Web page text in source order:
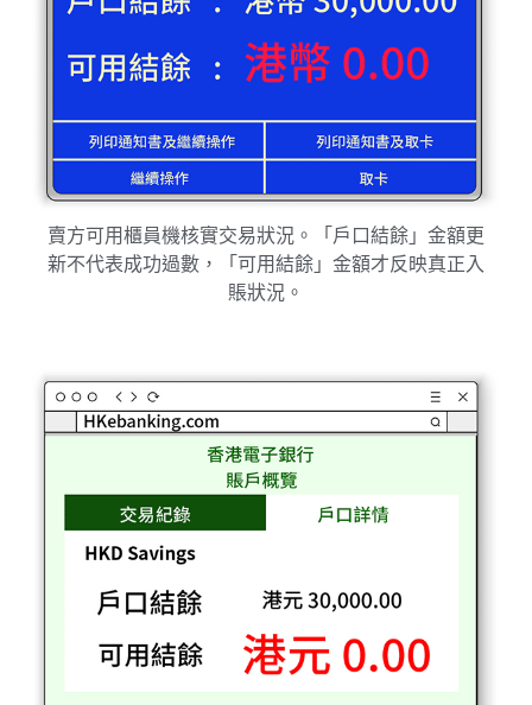
賣方可用櫃員機核實交易狀況。「戶口結餘」金額更
新不代表成功過數，「可用結餘」金額才反映真正入
賬狀況。